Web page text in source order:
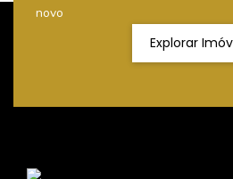
novo
Explorar